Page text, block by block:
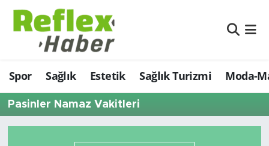
Spor Sağlık Estetik Sağlık Turizmi Moda-
Pasinler Namaz Vakitleri
Eğitim
Estetik
Firmalardan
Nöbetçi Eczaneler
Hava Durumu
Namaz Vakitleri